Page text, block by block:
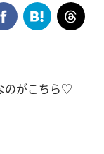
のがこちら♡